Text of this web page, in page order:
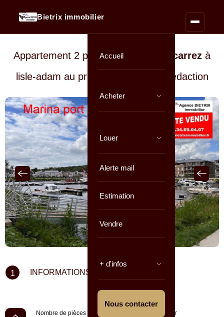
Bietrix immobilier
Accueil
Acheter
Louer
Alerte mail
Estimation
Vendre
+ d'infos
Nous contacter
Appartement 2 pièces de 42 m² loi carrez à
lisle-adam au prix de
En cours de rédaction
1 INFORMATIONS CLÉS
Nombre de pièces Ascenseur